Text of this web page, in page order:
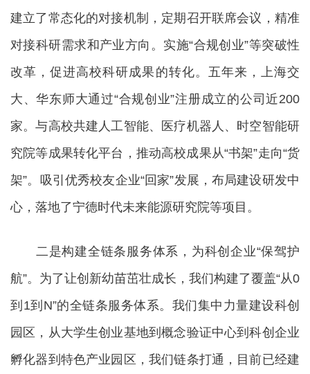
建立了常态化的对接机制，定期召开联席会议，精准
对接科研需求和产业方向。实施“合规创业”等突破性
改革，促进高校科研成果的转化。五年来，上海交
大、华东师大通过“合规创业”注册成立的公司近200
家。与高校共建人工智能、医疗机器人、时空智能研
究院等成果转化平台，推动高校成果从“书架”走向“货
架”。吸引优秀校友企业“回家”发展，布局建设研发中
心，落地了宁德时代未来能源研究院等项目。
二是构建全链条服务体系，为科创企业“保驾护
航”。为了让创新幼苗茁壮成长，我们构建了覆盖“从0
到1到N”的全链条服务体系。我们集中力量建设科创
园区，从大学生创业基地到概念验证中心到科创企业
孵化器到特色产业园区，我们链条打通，目前已经建